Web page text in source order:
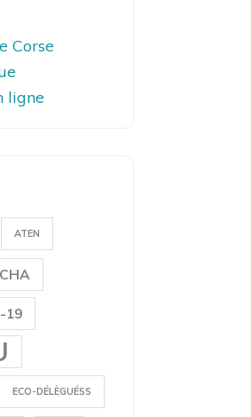
Corse
ligne
ATEN
CHA
19
ECO-DÉLÈGUÉSS